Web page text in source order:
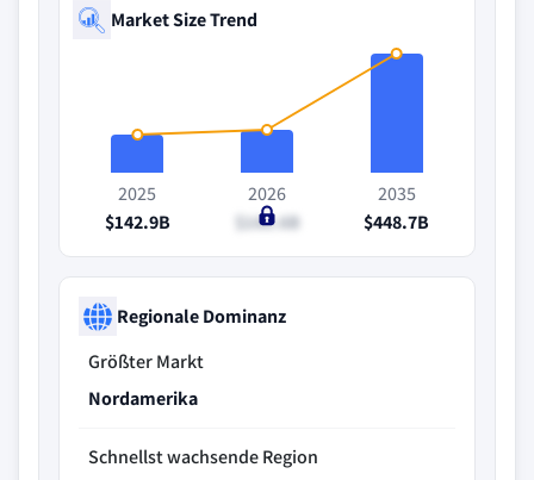
Market Size Trend
2025
$142.9B
2026
$160.6B
2035
$448.7B
Regionale Dominanz
Größter Markt
Nordamerika
Schnellst wachsende Region